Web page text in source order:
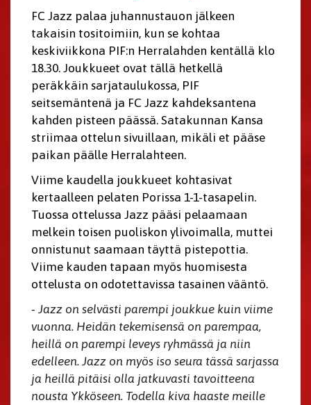
FC Jazz palaa juhannustauon jälkeen
takaisin tositoimiin, kun se kohtaa
keskiviikkona PIF:n Herralahden kentällä klo
18.30. Joukkueet ovat tällä hetkellä
peräkkäin sarjataulukossa, PIF
seitsemäntenä ja FC Jazz kahdeksantena
kahden pisteen päässä. Satakunnan Kansa
striimaa ottelun sivuillaan, mikäli et pääse
paikan päälle Herralahteen.
Viime kaudella joukkueet kohtasivat
kertaalleen pelaten Porissa 1-1-tasapelin.
Tuossa ottelussa Jazz pääsi pelaamaan
melkein toisen puoliskon ylivoimalla, muttei
onnistunut saamaan täyttä pistepottia.
Viime kauden tapaan myös huomisesta
ottelusta on odotettavissa tasainen vääntö.
- Jazz on selvästi parempi joukkue kuin viime
vuonna. Heidän tekemisensä on parempaa,
heillä on parempi leveys ryhmässä ja niin
edelleen. Jazz on myös iso seura tässä sarjassa
ja heillä pitäisi olla jatkuvasti tavoitteena
nousta Ykköseen. Todella kiva haaste meille